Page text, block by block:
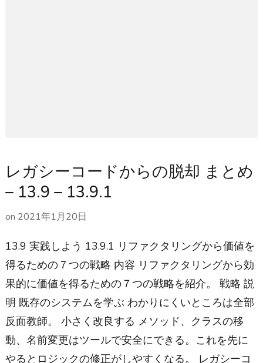
レガシーコードからの脱却 まとめ
– 13.9 – 13.9.1
on 2021年1月20日
13.9 実践しよう 13.9.1 リファクタリングから価値を
得るための７つの戦略 内容 リファクタリングから効
果的に価値を得るための７つの戦略を紹介。 戦略 説
明 既存のシステムを学ぶ わかりにくいところは全部
反面教師。 小さく改良する メソッド、クラスの移
動、名前変更はツールで安全にできる。これを先に
やるとロジックの修正がしやすくなる。 レガシーコ